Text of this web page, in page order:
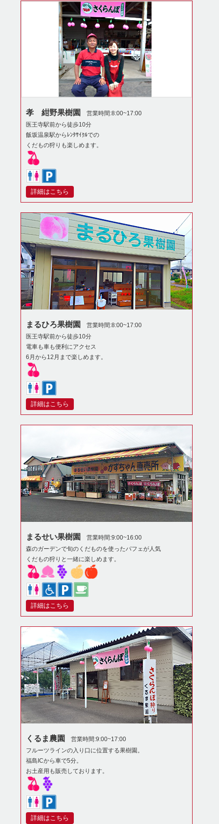
孝 紺野果樹園
営業時間:8:00~17:00
医王寺駅前から徒歩10分
飯坂温泉駅からﾚﾝﾀｻｲｸﾙでの
くだもの狩りも楽しめます。
詳細はこちら
まるひろ果樹園
営業時間:8:00~17:00
医王寺駅前から徒歩10分
電車も車も便利にアクセス
6月から12月まで楽しめます。
詳細はこちら
まるせい果樹園
営業時間:9:00~16:00
森のガーデンで旬のくだものを使ったパフェが人気
くだもの狩りと一緒に楽しめます。
詳細はこちら
くるま農園
営業時間:9:00~17:00
フルーツラインの入り口に位置する果樹園。
福島ICから車で5分。
お土産用も販売しております。
詳細はこちら